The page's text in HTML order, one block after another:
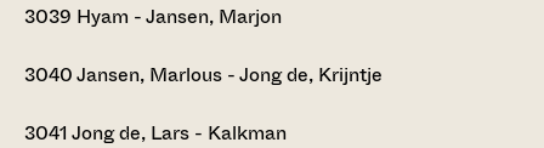
3039 Hyam - Jansen, Marjon
3040Jansen, Marlous - Jong de, Krijntje
3041 Jong de, Lars - Kalkman